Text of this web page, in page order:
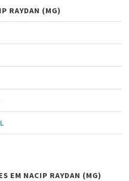
RAYDAN (MG)
EM NACIP RAYDAN (MG)